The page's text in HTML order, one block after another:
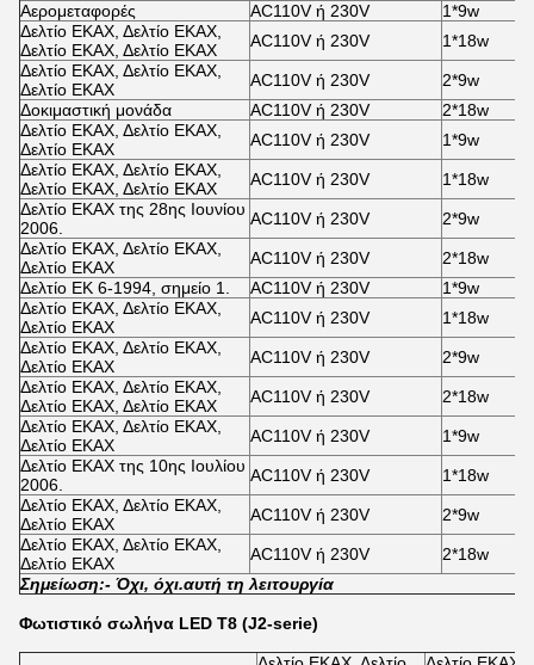
Αερομεταφορές
AC110V ή 230V
1*9w
Δελτίο ΕΚΑΧ, Δελτίο ΕΚΑΧ,
Δελτίο ΕΚΑΧ, Δελτίο ΕΚΑΧ
AC110V ή 230V
1*18w
Δελτίο ΕΚΑΧ, Δελτίο ΕΚΑΧ,
Δελτίο ΕΚΑΧ
AC110V ή 230V
2*9w
Δοκιμαστική μονάδα
AC110V ή 230V
2*18w
Δελτίο ΕΚΑΧ, Δελτίο ΕΚΑΧ,
Δελτίο ΕΚΑΧ
AC110V ή 230V
1*9w
Δελτίο ΕΚΑΧ, Δελτίο ΕΚΑΧ,
Δελτίο ΕΚΑΧ, Δελτίο ΕΚΑΧ
AC110V ή 230V
1*18w
Δελτίο ΕΚΑΧ της 28ης Ιουνίου
2006.
AC110V ή 230V
2*9w
Δελτίο ΕΚΑΧ, Δελτίο ΕΚΑΧ,
Δελτίο ΕΚΑΧ
AC110V ή 230V
2*18w
Δελτίο ΕΚ 6-1994, σημείο 1.
AC110V ή 230V
1*9w
Δελτίο ΕΚΑΧ, Δελτίο ΕΚΑΧ,
Δελτίο ΕΚΑΧ
AC110V ή 230V
1*18w
Δελτίο ΕΚΑΧ, Δελτίο ΕΚΑΧ,
Δελτίο ΕΚΑΧ
AC110V ή 230V
2*9w
Δελτίο ΕΚΑΧ, Δελτίο ΕΚΑΧ,
Δελτίο ΕΚΑΧ, Δελτίο ΕΚΑΧ
AC110V ή 230V
2*18w
Δελτίο ΕΚΑΧ, Δελτίο ΕΚΑΧ,
Δελτίο ΕΚΑΧ
AC110V ή 230V
1*9w
Δελτίο ΕΚΑΧ της 10ης Ιουλίου
2006.
AC110V ή 230V
1*18w
Δελτίο ΕΚΑΧ, Δελτίο ΕΚΑΧ,
Δελτίο ΕΚΑΧ
AC110V ή 230V
2*9w
Δελτίο ΕΚΑΧ, Δελτίο ΕΚΑΧ,
Δελτίο ΕΚΑΧ
AC110V ή 230V
2*18w
Σημείωση:- Όχι, όχι.αυτή τη λειτουργία
Φωτιστικό σωλήνα LED T8 (J2-serie)